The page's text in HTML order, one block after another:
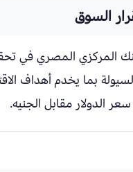
السوق
المركزي المصري
بما يخدم أهداف
الدولار مقابل الجنيه.